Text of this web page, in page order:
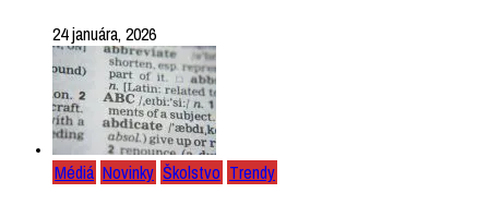
24 januára, 2026
Médiá Novinky Školstvo Trendy